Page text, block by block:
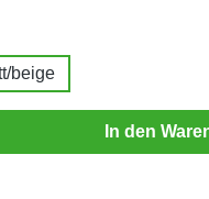
beige
den In den